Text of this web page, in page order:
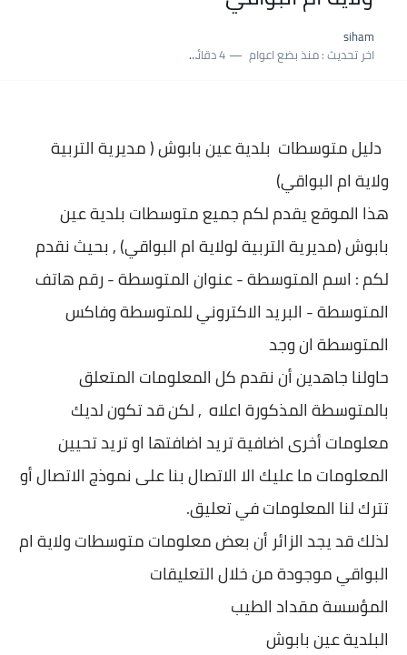
siham
اخر تحديث :منذ بضع اعوام 4 دقائق للقراءة
دليل متوسطات بلديةعين بابوش ( مديرية التربية
ولاية ام البواقي)
هذا الموقع يقدم لكم جميع متوسطات بلديةعين
بابوش (مديرية التربية لولاية ام البواقي) , بحيث نقدم
لكم : اسم المتوسطة - عنوان المتوسطة - رقم هاتف
المتوسطة - البريد الاكتروني للمتوسطة وفاكس
المتوسطة ان وجد
حاولنا جاهدين أن نقدم كل المعلومات المتعلق
بالمتوسطة المذكورة اعلاه , لكن قد تكون لديك
معلومات أخرى اضافية تريد اضافتها او تريد تحيين
المعلومات ما عليك الا الاتصال بنا على نموذج الاتصال أو
تترك لنا المعلومات في تعليق.
لذلك قد يجد الزائر أن بعض معلومات متوسطات ولاية ام
البواقي موجودة من خلال التعليقات
المؤسسة مقداد الطيب
البلدية عين بابوش